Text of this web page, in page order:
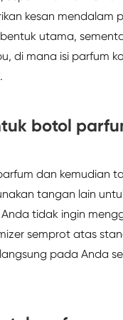
kesan
utama,
di mana isi parfum
botol
dan kemudian
tangan lain
tidak ingin
semprot atas
pada Anda